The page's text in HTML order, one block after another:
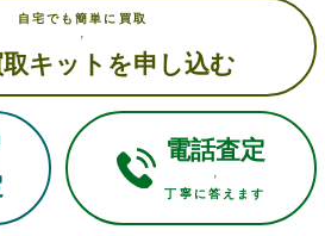
自宅でも簡単に買取
キットを申し込む
電話査定
丁寧に答えます